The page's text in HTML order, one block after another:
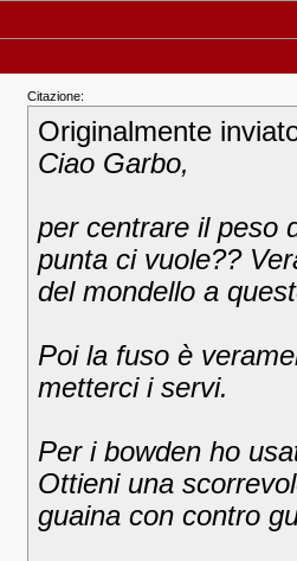
Citazione:
Originalmente
Ciao Garbo,
per centrare il peso
punta ci vuole??
del mondello a
Poi la fuso è
metterci i servi.
Per i bowden ho
Ottieni una
guaina con contro